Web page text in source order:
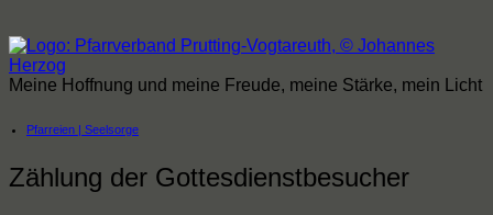
Inhalt
springen
Meine Hoffnung und meine Freude, meine Stärke, mein Licht
Pfarreien | Seelsorge
Zählung der Gottesdienstbesucher